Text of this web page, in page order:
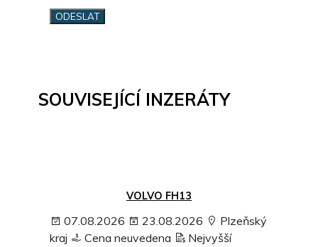
SOUVISEJÍCÍ INZERÁTY
VOLVO FH13
07.08.2026 23.08.2026
Plzeňský
kraj
Cena neuvedena
Nejvyšší